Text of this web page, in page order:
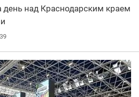
над Краснодарским краем